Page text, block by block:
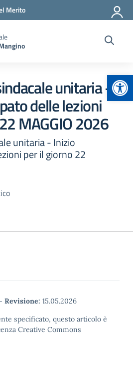
Merito
unitaria –
delle lezioni
MAGGIO 2026
unitaria - Inizio
per il giorno 22
- Revisione: 15.05.2026
specificato, questo articolo è
Creative Commons